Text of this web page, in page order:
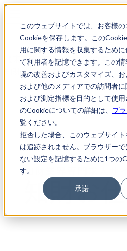
このウェブサイトでは、お客様
Cookieを保存します。この
用に関する情報を収集するため
て利用者を記憶できます。この
境の改善およびカスタマイズ、
および他のメディアでの訪問者
および測定指標を目的として使
のCookieについての詳細は、 プ
覧ください。
拒否した場合、このウェブサイ
は追跡されません。ブラウザー
ない設定を記憶するために1つの
す。
承諾
求人検索 【東京都港区
【東京都港区】知財戦略立案・
知財お仕事ナビ